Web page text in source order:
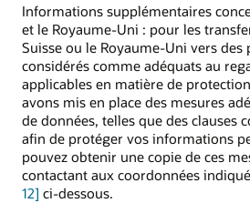
Informations supplémentaires
et le Royaume-Uni : pour les
Suisse ou le Royaume-Uni vers des
considérés comme adéquats au
applicables en matière de
avons mis en place des mesures
de données, telles que des clauses
afin de protéger vos informations
pouvez obtenir une copie de ces
contactant aux coordonnées
12] ci-dessous.